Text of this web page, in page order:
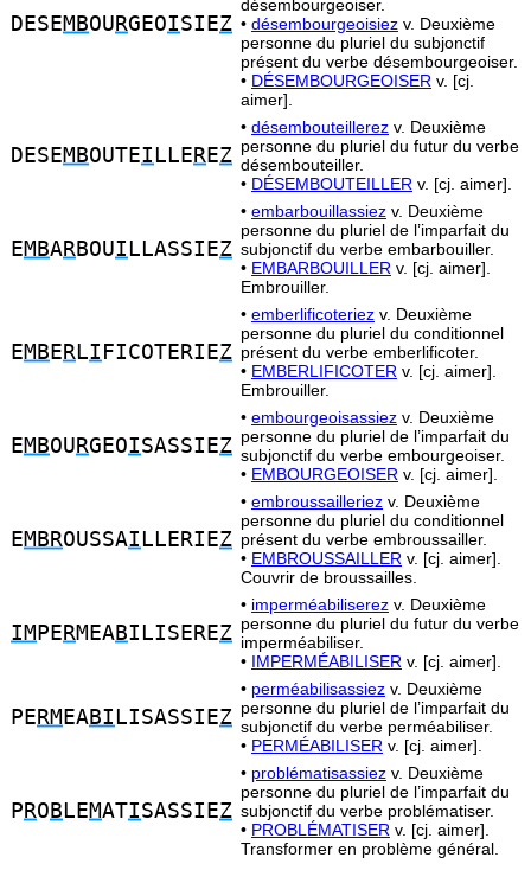
DESEMBOU RGEOISIEZ
désembourgeoiser.
• désembourgeoisiez v. Deuxième
personne du pluriel du subjonctif
présent du verbe désembourgeoiser.
• DÉSEMBOURGEOISER v. [cj.
aimer].
DESEMBOUTEI LLE REZ
• désembouteillerez v. Deuxième
personne du pluriel du futur du verbe
désembouteiller.
• DÉSEMBOUTEILLER v. [cj. aimer].
EMBARBOUI LLASSIEZ
• embarbouillassiez v. Deuxième
personne du pluriel de l’imparfait du
subjonctif du verbe embarbouiller.
• EMBARBOUILLER v. [cj. aimer].
Embrouiller.
EMB E RLI FICOTERIEZ
• emberlificoteriez v. Deuxième
personne du pluriel du conditionnel
présent du verbe emberlificoter.
• EMBERLIFICOTER v. [cj. aimer].
Embrouiller.
EMBOU RGEOISASSIEZ
• embourgeoisassiez v. Deuxième
personne du pluriel de l’imparfait du
subjonctif du verbe embourgeoiser.
• EMBOURGEOISER v. [cj. aimer].
EMBROUSSAI LLERIEZ
• embroussailleriez v. Deuxième
personne du pluriel du conditionnel
présent du verbe embroussailler.
• EMBROUSSAILLER v. [cj. aimer].
Couvrir de broussailles.
IM PE RMEABILISEREZ
• imperméabiliserez v. Deuxième
personne du pluriel du futur du verbe
imperméabiliser.
• IMPERMÉABILISER v. [cj. aimer].
PE RM EABI LISASSIEZ
• perméabilisassiez v. Deuxième
personne du pluriel de l’imparfait du
subjonctif du verbe perméabiliser.
• PERMÉABILISER v. [cj. aimer].
P RO B LEMATISASSIEZ
• problématisassiez v. Deuxième
personne du pluriel de l’imparfait du
subjonctif du verbe problématiser.
• PROBLÉMATISER v. [cj. aimer].
Transformer en problème général.